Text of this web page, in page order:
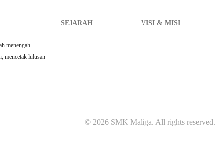
menengah
mencetak lulusan
SEJARAH VISI & MISI
© 2026 SMK Maliga. All rights reserved.